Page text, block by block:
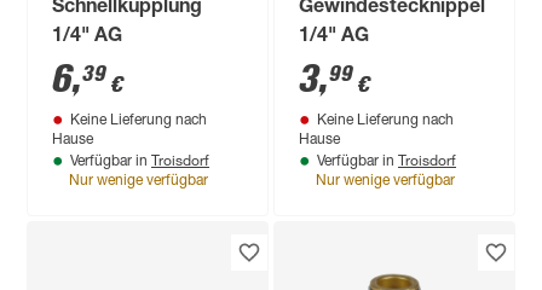
Schnellkupplung
1/4" AG
6,39 €
Keine Lieferung nach
Hause
Verfügbar in Troisdorf
Nur wenige verfügbar
Gewindestecknippel
1/4" AG
3,99 €
Keine Lieferung nach
Hause
Verfügbar in Troisdorf
Nur wenige verfügbar